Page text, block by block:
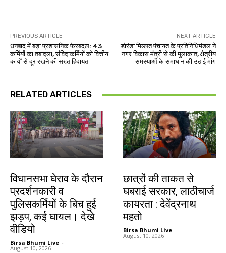
PREVIOUS ARTICLE
धनबाद में बड़ा प्रशासनिक फेरबदल: 43
कर्मियों का तबादला, संविदाकर्मियों को वित्तीय
कार्यों से दूर रखने की सख्त हिदायत
NEXT ARTICLE
डोरंडा मिल्लत पंचायत के प्रतिनिधिमंडल ने
नगर विकास मंत्री से की मुलाकात, क्षेत्रीय
समस्याओं के समाधान की उठाई मांग
RELATED ARTICLES
विधानसभा घेराव के दौरान
प्रदर्शनकारी व
पुलिसकर्मियों के बिच हुई
झड़प, कई घायल। देखे
वीडियो
Birsa Bhumi Live -
August 10, 2026
छात्रों की ताकत से
घबराई सरकार, लाठीचार्ज
कायरता : देवेंद्रनाथ
महतो
Birsa Bhumi Live -
August 10, 2026